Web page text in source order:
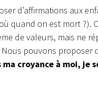
d’affirmations aux
quand on est mort
de valeurs, mais ne
pouvons proposer
croyance à moi, je